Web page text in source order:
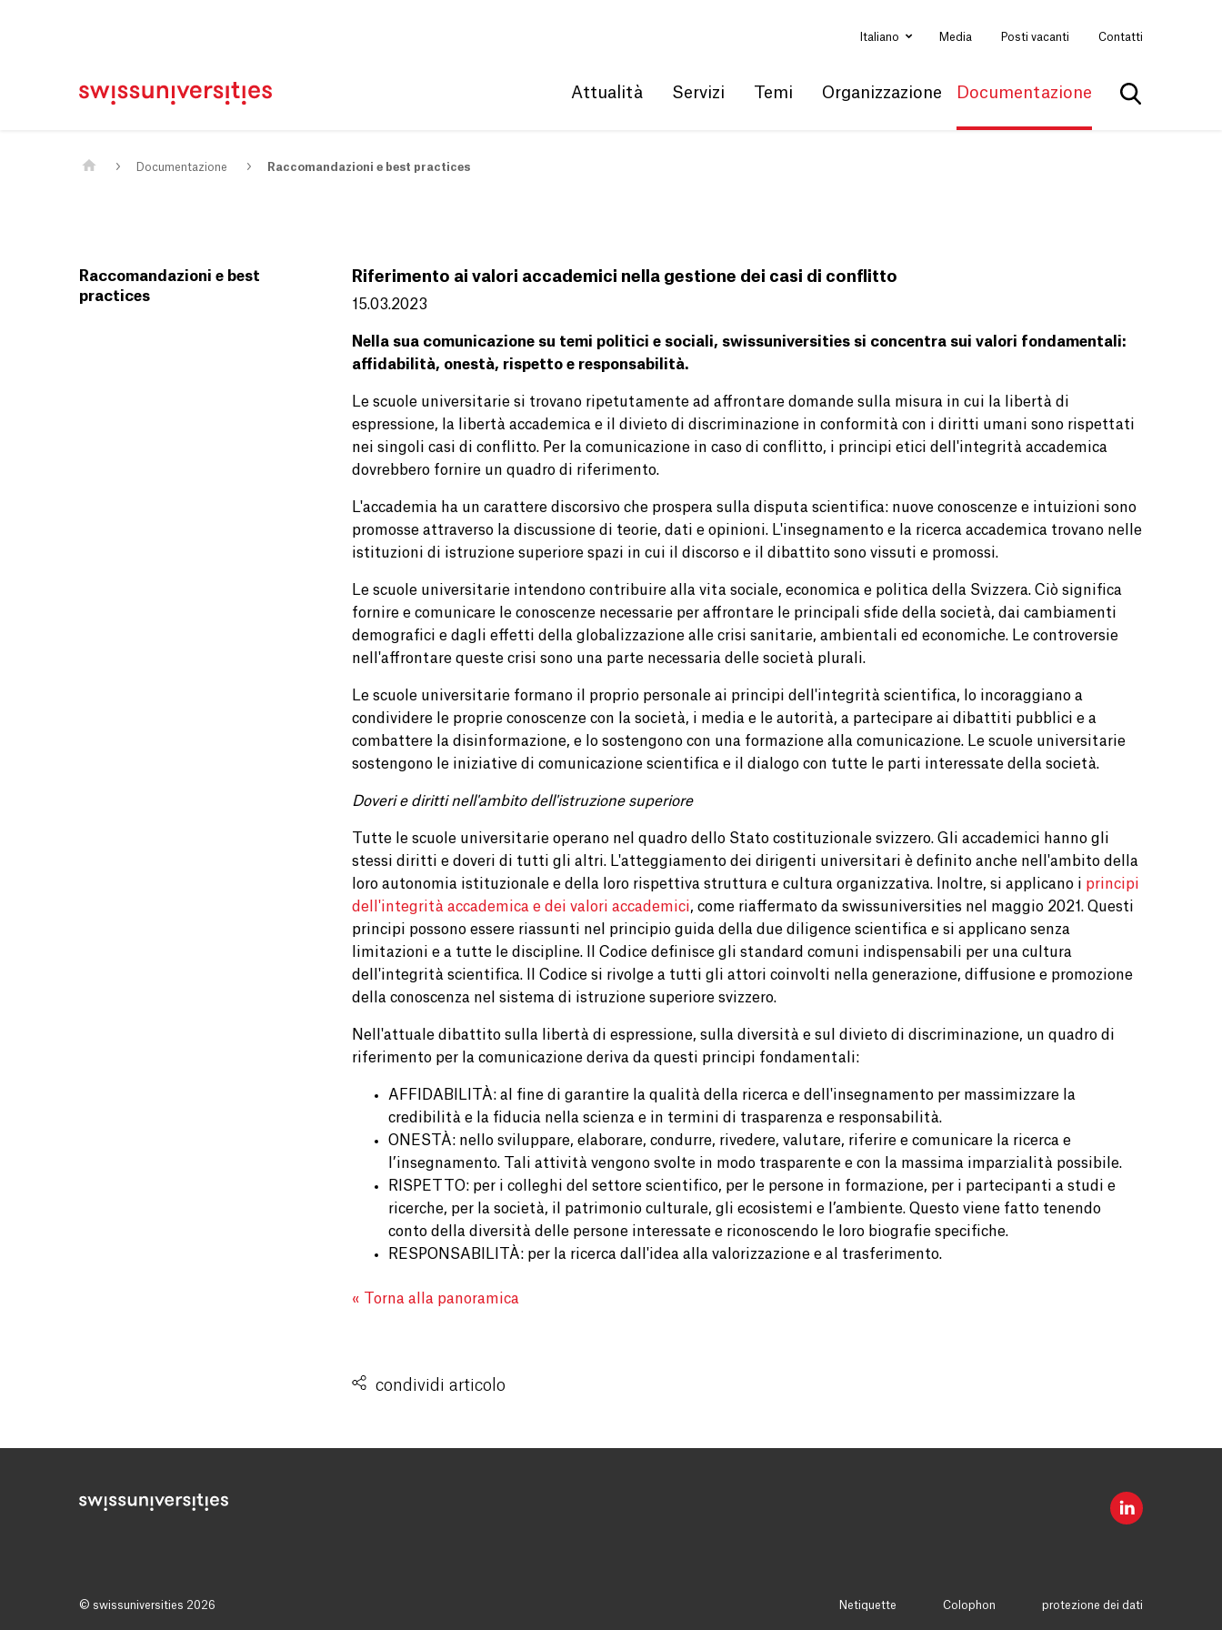
Mappa del sito
Italiano Media Posti vacanti Contatti
Attualità Servizi Temi Organizzazione Documentazione
Mostra la
Documentazione Raccomandazioni e best practices
Raccomandazioni e best
practices
Riferimento ai valori accademici nella gestione dei casi di conflitto
15.03.2023
Nella sua comunicazione su temi politici e sociali, swissuniversities si concentra sui valori fondamentali:
affidabilità, onestà, rispetto e responsabilità.
Le scuole universitarie si trovano ripetutamente ad affrontare domande sulla misura in cui la libertà di
espressione, la libertà accademica e il divieto di discriminazione in conformità con i diritti umani sono rispettati
nei singoli casi di conflitto. Per la comunicazione in caso di conflitto, i principi etici dell'integrità accademica
dovrebbero fornire un quadro di riferimento.
L'accademia ha un carattere discorsivo che prospera sulla disputa scientifica: nuove conoscenze e intuizioni sono
promosse attraverso la discussione di teorie, dati e opinioni. L'insegnamento e la ricerca accademica trovano nelle
istituzioni di istruzione superiore spazi in cui il discorso e il dibattito sono vissuti e promossi.
Le scuole universitarie intendono contribuire alla vita sociale, economica e politica della Svizzera. Ciò significa
fornire e comunicare le conoscenze necessarie per affrontare le principali sfide della società, dai cambiamenti
demografici e dagli effetti della globalizzazione alle crisi sanitarie, ambientali ed economiche. Le controversie
nell'affrontare queste crisi sono una parte necessaria delle società plurali.
Le scuole universitarie formano il proprio personale ai principi dell'integrità scientifica, lo incoraggiano a
condividere le proprie conoscenze con la società, i media e le autorità, a partecipare ai dibattiti pubblici e a
combattere la disinformazione, e lo sostengono con una formazione alla comunicazione. Le scuole universitarie
sostengono le iniziative di comunicazione scientifica e il dialogo con tutte le parti interessate della società.
Doveri e diritti nell'ambito dell'istruzione superiore
Tutte le scuole universitarie operano nel quadro dello Stato costituzionale svizzero. Gli accademici hanno gli
stessi diritti e doveri di tutti gli altri. L'atteggiamento dei dirigenti universitari è definito anche nell'ambito della
loro autonomia istituzionale e della loro rispettiva struttura e cultura organizzativa. Inoltre, si applicano i principi
dell'integrità accademica e dei valori accademici, come riaffermato da swissuniversities nel maggio 2021. Questi
principi possono essere riassunti nel principio guida della due diligence scientifica e si applicano senza
limitazioni e a tutte le discipline. Il Codice definisce gli standard comuni indispensabili per una cultura
dell'integrità scientifica. Il Codice si rivolge a tutti gli attori coinvolti nella generazione, diffusione e promozione
della conoscenza nel sistema di istruzione superiore svizzero.
Nell'attuale dibattito sulla libertà di espressione, sulla diversità e sul divieto di discriminazione, un quadro di
riferimento per la comunicazione deriva da questi principi fondamentali:
AFFIDABILITÀ: al fine di garantire la qualità della ricerca e dell'insegnamento per massimizzare la
credibilità e la fiducia nella scienza e in termini di trasparenza e responsabilità.
ONESTÀ: nello sviluppare, elaborare, condurre, rivedere, valutare, riferire e comunicare la ricerca e
l’insegnamento. Tali attività vengono svolte in modo trasparente e con la massima imparzialità possibile.
RISPETTO: per i colleghi del settore scientifico, per le persone in formazione, per i partecipanti a studi e
ricerche, per la società, il patrimonio culturale, gli ecosistemi e l’ambiente. Questo viene fatto tenendo
conto della diversità delle persone interessate e riconoscendo le loro biografie specifiche.
RESPONSABILITÀ: per la ricerca dall'idea alla valorizzazione e al trasferimento.
« Torna alla panoramica
condividi articolo
Netiquette Colophon protezione dei dati
© swissuniversities 2026